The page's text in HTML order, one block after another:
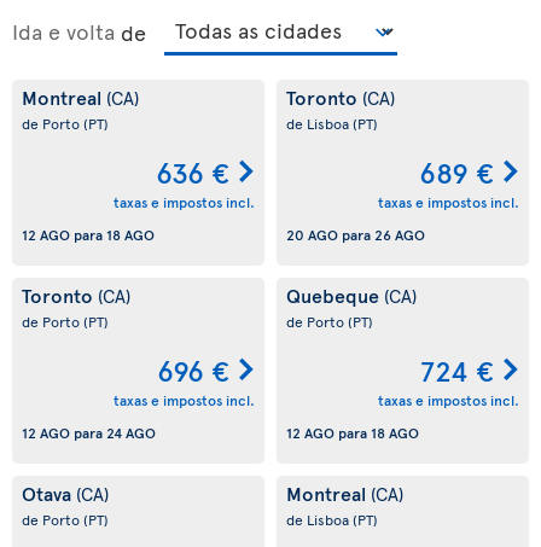
Ida e volta de
Montreal (CA)
de Porto(PT)
636 €
taxas e impostos incl.
12 AGO para 18 AGO
Toronto (CA)
de Lisboa(PT)
689 €
taxas e impostos incl.
20 AGO para26 AGO
Toronto (CA)
de Porto(PT)
696 €
taxas e impostos incl.
12 AGO para24 AGO
Quebeque (CA)
de Porto(PT)
724 €
taxas e impostos incl.
12 AGO para 18 AGO
Otava (CA)
de Porto(PT)
Montreal (CA)
de Lisboa(PT)